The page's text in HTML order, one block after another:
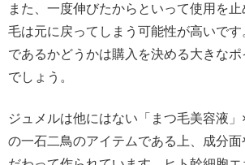
また、一度伸びたからといって使用を
毛は元に戻ってしまう可能性が高いで
であるかどうかは購入を決める大きな
でしょう。
ジュメルは他にはない「まつ毛美容液」
の一石二鳥のアイテムである上、成分面